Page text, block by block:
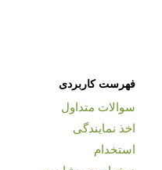
فهرست کاربردی
سوالات متداول
اخذ نمایندگی
استخدام